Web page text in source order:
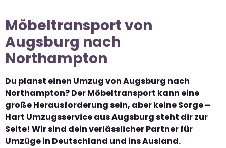
Möbeltransport von
Augsburg nach
Northampton
Du planst einen Umzug von Augsburg nach
Northampton? Der Möbeltransport kann eine
große Herausforderung sein, aber keine Sorge –
Hart Umzugsservice aus Augsburg steht dir zur
Seite! Wir sind dein verlässlicher Partner für
Umzüge in Deutschland und ins Ausland.